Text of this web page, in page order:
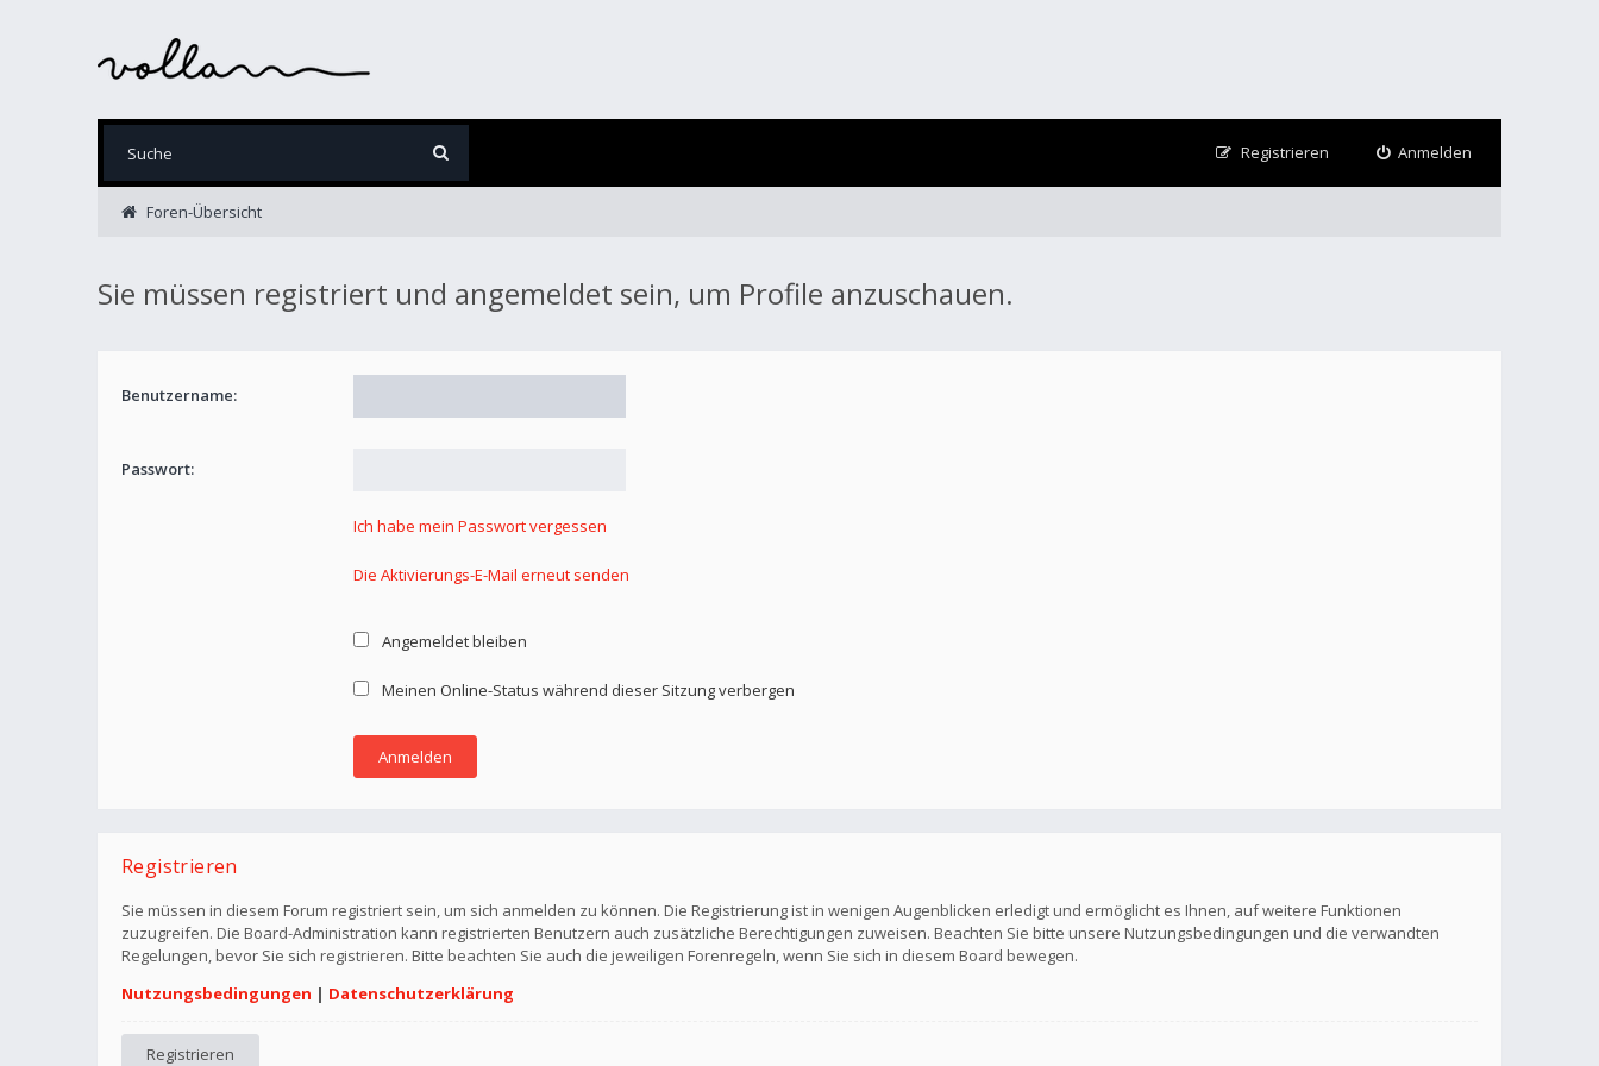
Anmelden
Registrieren
Foren-Übersicht
Sie müssen registriert und angemeldet sein, um Profile anzuschauen.
Benutzername:
Passwort:
Ich habe mein Passwort vergessen
Die Aktivierungs-E-Mail erneut senden
Angemeldet bleiben
Meinen Online-Status während dieser Sitzung verbergen
Registrieren
Sie müssen in diesem Forum registriert sein, um sich anmelden zu können. Die Registrierung ist in wenigen Augenblicken erledigt und ermöglicht es Ihnen, auf weitere Funktionen
zuzugreifen. Die Board-Administration kann registrierten Benutzern auch zusätzliche Berechtigungen zuweisen. Beachten Sie bitte unsere Nutzungsbedingungen und die verwandten
Regelungen, bevor Sie sich registrieren. Bitte beachten Sie auch die jeweiligen Forenregeln, wenn Sie sich in diesem Board bewegen.
Nutzungsbedingungen | Datenschutzerklärung
Registrieren